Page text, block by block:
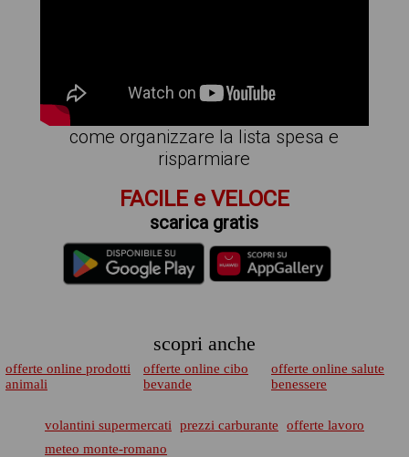
come organizzare la lista spesa e
risparmiare
FACILE e VELOCE
scarica gratis
scopri anche
offerte online prodotti
animali
offerte online cibo
bevande
offerte online salute
benessere
volantini supermercati prezzi carburante
offerte lavoro
meteo monte-romano